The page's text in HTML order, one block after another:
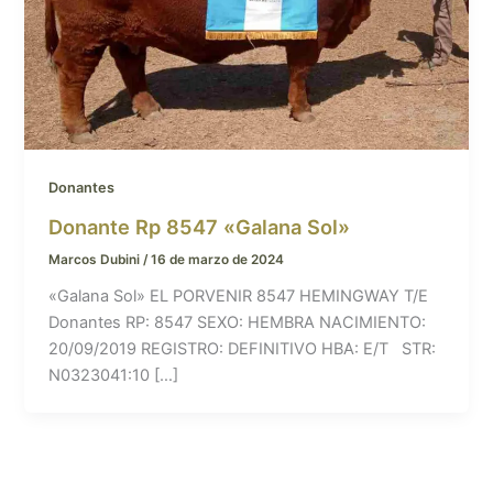
Donantes
Donante Rp 8547 «Galana Sol»
Marcos Dubini/16 de marzo de 2024
«Galana Sol» EL PORVENIR 8547 HEMINGWAY T/E
Donantes RP: 8547 SEXO: HEMBRA NACIMIENTO:
20/09/2019 REGISTRO: DEFINITIVO HBA: E/T STR:
N0323041:10 […]